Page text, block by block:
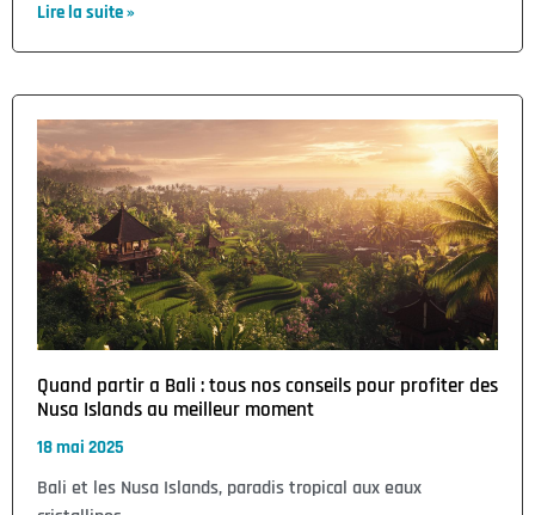
Lire la suite »
Quand partir a Bali : tous nos conseils pour profiter des
Nusa Islands au meilleur moment
18 mai 2025
Bali et les Nusa Islands, paradis tropical aux eaux